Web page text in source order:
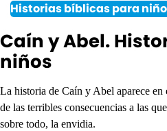
Historias bíblicas para
Caín y Abel.
niños
La historia de Caín y Abel aparece
de las terribles consecuencias a las
sobre todo, la envidia.